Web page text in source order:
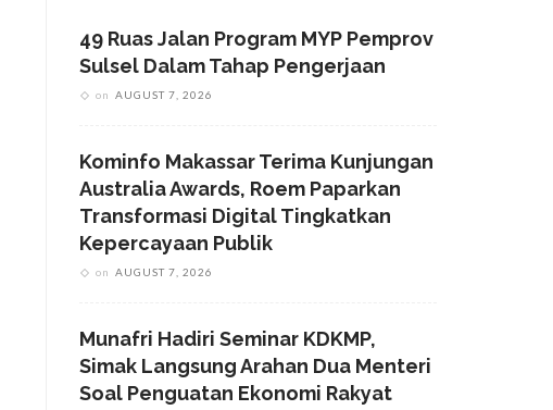
49 Ruas Jalan Program MYP Pemprov
Sulsel Dalam Tahap Pengerjaan
on AUGUST 7, 2026
Kominfo Makassar Terima Kunjungan
Australia Awards, Roem Paparkan
Transformasi Digital Tingkatkan
Kepercayaan Publik
on AUGUST 7, 2026
Munafri Hadiri Seminar KDKMP,
Simak Langsung Arahan Dua Menteri
Soal Penguatan Ekonomi Rakyat